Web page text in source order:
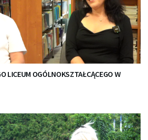
LICEUM OGÓLNOKSZTAŁCĄCEGO W